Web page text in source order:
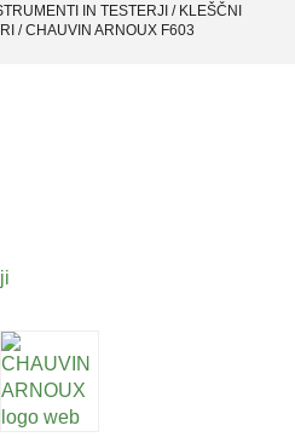
IN TESTERJI / KLEŠČNI
/CHAUVIN ARNOUX F603